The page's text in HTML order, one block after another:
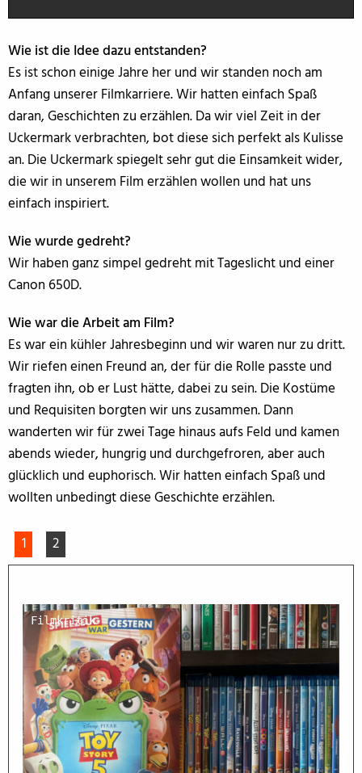
Wie ist die Idee dazu entstanden?
Es ist schon einige Jahre her und wir standen noch am
Anfang unserer Filmkarriere. Wir hatten einfach Spaß
daran, Geschichten zu erzählen. Da wir viel Zeit in der
Uckermark verbrachten, bot diese sich perfekt als Kulisse
an. Die Uckermark spiegelt sehr gut die Einsamkeit wider,
die wir in unserem Film erzählen wollen und hat uns
einfach inspiriert.
Wie wurde gedreht?
Wir haben ganz simpel gedreht mit Tageslicht und einer
Canon 650D.
Wie war die Arbeit am Film?
Es war ein kühler Jahresbeginn und wir waren nur zu dritt.
Wir riefen einen Freund an, der für die Rolle passte und
fragten ihn, ob er Lust hätte, dabei zu sein. Die Kostüme
und Requisiten borgten wir uns zusammen. Dann
wanderten wir für zwei Tage hinaus aufs Feld und kamen
abends wieder, hungrig und durchgefroren, aber auch
glücklich und euphorisch. Wir hatten einfach Spaß und
wollten unbedingt diese Geschichte erzählen.
1 2
Filmkritik